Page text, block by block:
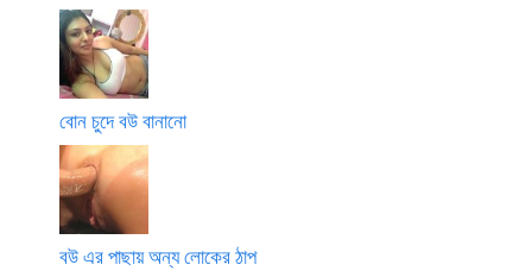
বোন চুদে বউ বানানো
বউ এর পাছায় অন্য লোকের ঠাপ